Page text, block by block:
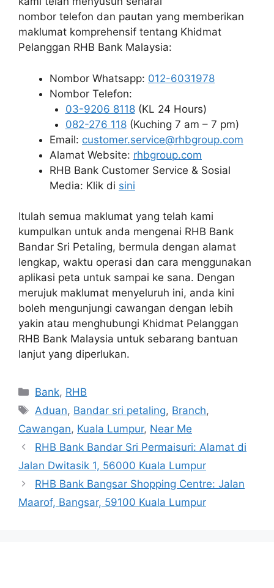
nombor telefon dan pautan yang memberikan
maklumat komprehensif tentang Khidmat
Pelanggan RHB Bank Malaysia:
Nombor Whatsapp: 012-6031978
Nombor Telefon:
03-9206 8118(KL 24 Hours)
082-276 118(Kuching 7 am – 7 pm)
Email: customer.service@rhbgroup.com
Alamat Website: rhbgroup.com
RHB Bank Customer Service & Sosial
Media: Klik di sini
Itulah semua maklumat yang telah kami
kumpulkan untuk anda mengenai RHB Bank
Bandar Sri Petaling, bermula dengan alamat
lengkap, waktu operasi dan cara menggunakan
aplikasi peta untuk sampai ke sana. Dengan
merujuk maklumat menyeluruh ini, anda kini
boleh mengunjungi cawangan dengan lebih
yakin atau menghubungi Khidmat Pelanggan
RHB Bank Malaysia untuk sebarang bantuan
lanjut yang diperlukan.
Categories
Bank, RHB
Tags
Aduan, Bandar sri petaling, Branch,
Cawangan, Kuala Lumpur, Near Me
RHB Bank Bandar Sri Permaisuri: Alamat di
Jalan Dwitasik 1, 56000 Kuala Lumpur
RHB Bank Bangsar Shopping Centre: Jalan
Maarof, Bangsar, 59100 Kuala Lumpur